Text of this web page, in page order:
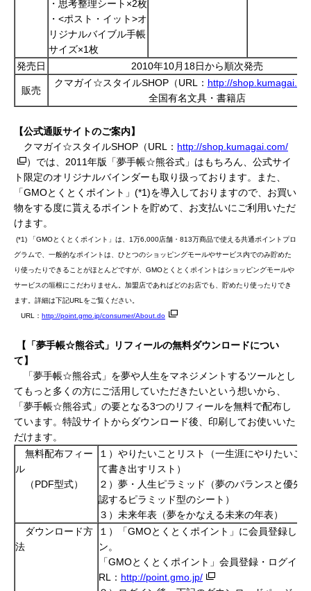
・思考整理シート×2枚
・<ポスト・イット>オ
リジナルバイブル手帳
サイズ×1枚
発売日
2010年10月18日から順次発売
販売
クマガイ☆スタイルSHOP（URL： http://
全国有名文具・書籍店
【公式通販サイトのご案内】
クマガイ☆スタイルSHOP（URL： http://shop.kumagai.com/
）では、2011年版「夢手帳☆熊谷式」はもちろん、公式サイ
ト限定のオリジナルバインダーも取り扱っております。また、
「GMOとくとくポイント」(*1)を導入しておりますので、お買い
物をする度に貰えるポイントを貯めて、お支払いにご利用いただ
けます。
(*1) 「GMOとくとくポイント」は、1万6,000店舗・813万商品で使える共通ポイントプロ
グラムで、一般的なポイントは、ひとつのショッピングモールやサービス内でのみ貯めた
り使ったりできることがほとんどですが、GMOとくとくポイントはショッピングモールや
サービスの垣根にこだわりません。加盟店であればどのお店でも、貯めたり使ったりでき
ます。詳細は下記URLをご覧ください。
URL： http://point.gmo.jp/consumer/About.do
【 「夢手帳☆熊谷式」リフィールの無料ダウンロードについ
て】
「夢手帳☆熊谷式」を夢や人生をマネジメントするツールとし
てもっと多くの方にご活用していただきたいという想いから、
「夢手帳☆熊谷式」の要となる3つのリフィールを無料で配布し
ています。特設サイトからダウンロード後、印刷してお使いいた
だけます。
無料配布フィー
ル
（PDF型式）
１）やりたいことリスト（一生涯にやりたいこ
て書き出すリスト）
２）夢・人生ピラミッド（夢のバランスと優先
認するピラミッド型のシート）
３）未来年表（夢をかなえる未来の年表）
ダウンロード方
法
１）「GMOとくとくポイント」に会員登録して
ン。
「GMOとくとくポイント」会員登録・ログイン
RL： http://point.gmo.jp/